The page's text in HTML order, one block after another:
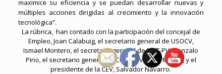
maximice su eficiencia y se puedan desarrollar nuevas y
múltiples acciones dirigidas al crecimiento y la innovación
tecnológica”.
La rúbrica, han contado con la participación del concejal de
Empleo, Joan Calabuig, el secretario general de USOCV,
Ismael Montero, el secretario general de UGT-PV, Gonzalo
Pino, el secretario general de CCOO-PV, Paco Molina, y el
presidente de la CEV, Salvador Navarro.